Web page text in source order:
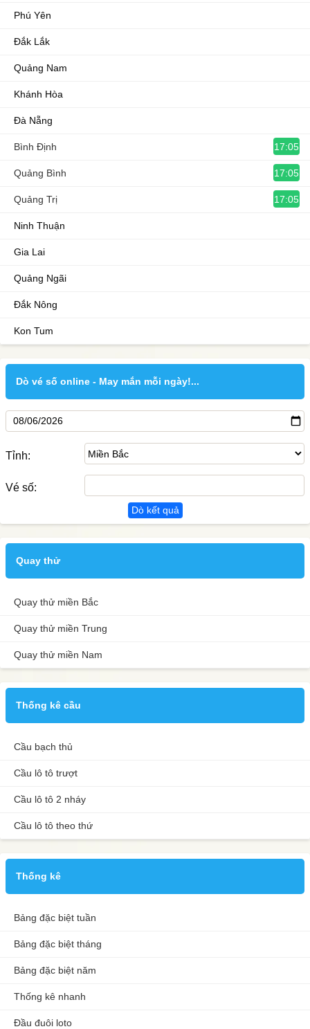
Phú Yên
Đắk Lắk
Quảng Nam
Khánh Hòa
Đà Nẵng
Bình Định 17:05
Quảng Bình 17:05
Quảng Trị 17:05
Ninh Thuận
Gia Lai
Quảng Ngãi
Đắk Nông
Kon Tum
Dò vé số online - May mắn mỗi ngày!...
Tỉnh:
Vé số:
Dò kết quả
Quay thử
Quay thử miền Bắc
Quay thử miền Trung
Quay thử miền Nam
Thống kê cầu
Cầu bạch thủ
Cầu lô tô trượt
Cầu lô tô 2 nháy
Cầu lô tô theo thứ
Thống kê
Bảng đặc biệt tuần
Bảng đặc biệt tháng
Bảng đặc biệt năm
Thống kê nhanh
Đầu đuôi loto